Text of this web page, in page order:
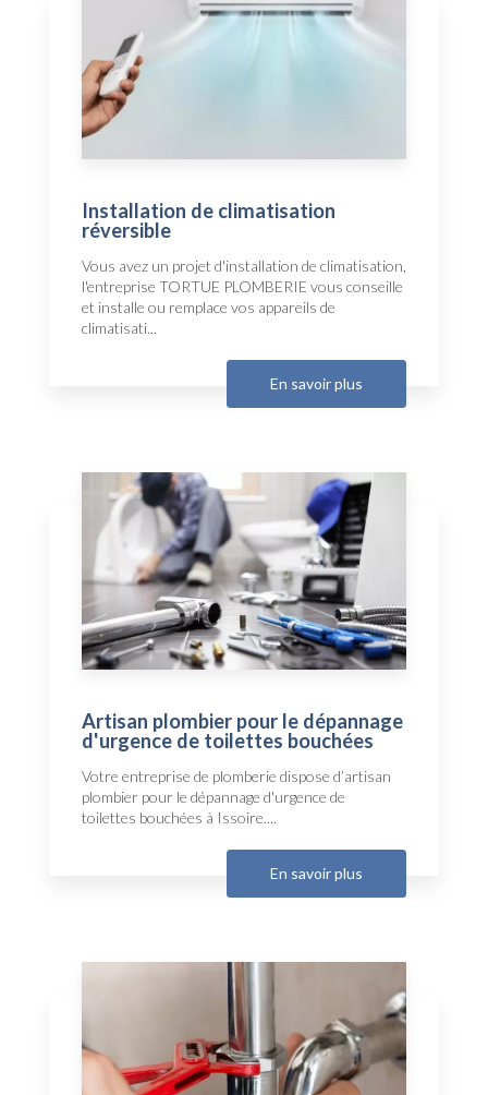
Installation de climatisation
réversible
Vous avez un projet d'installation de climatisation,
l'entreprise TORTUE PLOMBERIE vous conseille
et installe ou remplace vos appareils de
climatisati...
En savoir plus
Artisan plombier pour le dépannage
d'urgence de toilettes bouchées
Votre entreprise de plomberie dispose d’artisan
plombier pour le dépannage d'urgence de
toilettes bouchées à Issoire....
En savoir plus